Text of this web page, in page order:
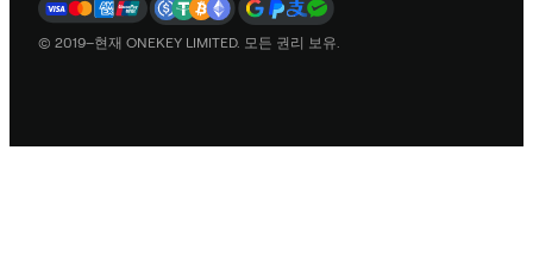
© 2019–현재 ONEKEY LIMITED. 모든 권리 보유.